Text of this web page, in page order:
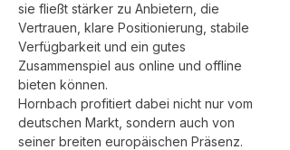
sie fließt stärker zu Anbietern, die
Vertrauen, klare Positionierung, stabile
Verfügbarkeit und ein gutes
Zusammenspiel aus online und offline
bieten können.
Hornbach profitiert dabei nicht nur vom
deutschen Markt, sondern auch von
seiner breiten europäischen Präsenz.